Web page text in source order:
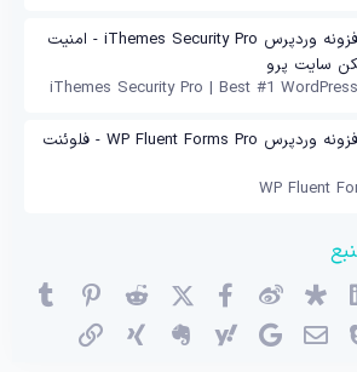
دانلود افزونه وردپرس iThemes Security Pro - امنیت
سایت پرو
iThemes Security Pro | Best #1
دانلود افزونه وردپرس WP Fluent Forms Pro - فلوئنت
WP Fluent
لینکدین دیاسپورا ویبو فیسبوک ردیت پینترست
اسکایپ ایمیل گوگل یاهو اِورنُت زینگ